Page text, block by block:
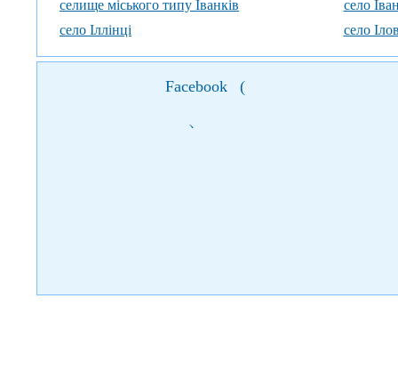
селище міського типу Іванків
село
село Іллінці
село
Facebook (
)